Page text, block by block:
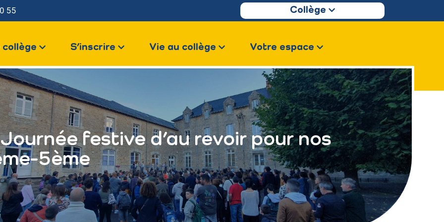
55 Collège
collège S’inscrire Vie au collège Votre espace
contacter
Journée festive d’au revoir pour nos
5ème
LE COLLÈGE
S’INSCRIRE
VIE AU COLLÈGE
VOTRE ESPACE
NOUS CONTACTER